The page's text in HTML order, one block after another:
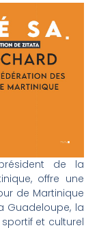
de la
offre une
de Martinique
Guadeloupe, la
et culturel